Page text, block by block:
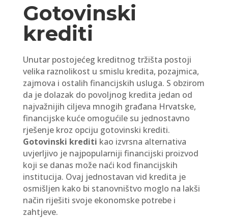
Gotovinski
krediti
Unutar postojećeg kreditnog tržišta postoji
velika raznolikost u smislu kredita, pozajmica,
zajmova i ostalih financijskih usluga. S obzirom
da je dolazak do povoljnog kredita jedan od
najvažnijih ciljeva mnogih građana Hrvatske,
financijske kuće omogućile su jednostavno
rješenje kroz opciju gotovinski krediti.
Gotovinski krediti kao izvrsna alternativa
uvjerljivo je najpopularniji financijski proizvod
koji se danas može naći kod financijskih
institucija. Ovaj jednostavan vid kredita je
osmišljen kako bi stanovništvo moglo na lakši
način riješiti svoje ekonomske potrebe i
zahtjeve.